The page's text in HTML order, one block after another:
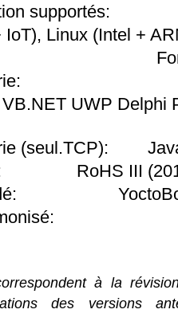
supportés:
Linux (Intel +
UWP Delphi
(seul.TCP):
RoHS III
à la
des versions